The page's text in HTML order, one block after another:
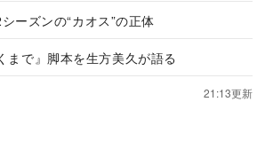
ーズンの“カオス”の正体
まで』脚本を生方美久が語る
21:13更新